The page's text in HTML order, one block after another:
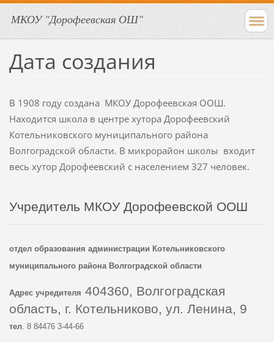
МКОУ "Дорофеевская ОШ"
Дата создания
В 1908 году создана МКОУ Дорофеевская ООШ.
Находится школа в центре хутора Дорофеевский
Котельниковского муниципального района
Волгоградской области. В микрорайон школы входит
весь хутор Дорофеевский с населением 327 человек.
Учредитель МКОУ Дорофеевской ООШ
отдел образования администрации Котельниковского
муниципального района Волгоградской области
Адрес учредителя 404360, Волгоградская
область, г. Котельниково, ул. Ленина, 9
тел. 8 84476 3-44-66